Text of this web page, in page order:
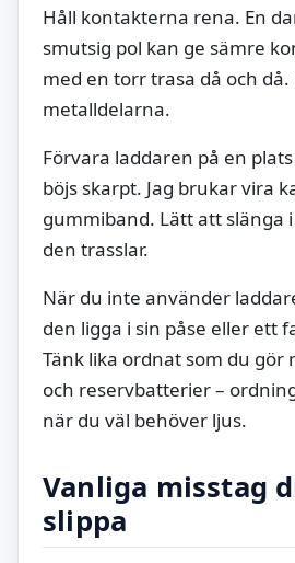
Håll kontakterna rena. En
smutsig pol kan ge sämre
med en torr trasa då och
metalldelarna.
Förvara laddaren på en
böjs skarpt. Jag brukar vira
gummiband. Lätt att slänga
den trasslar.
När du inte använder
den ligga i sin påse eller ett
Tänk lika ordnat som du gör
och reservbatterier –
när du väl behöver ljus.
Vanliga misstag
slippa